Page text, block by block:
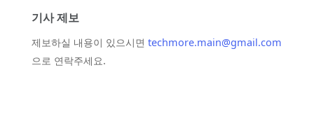
기사 제보
제보하실 내용이 있으시면 techmore.main@gmail.com
으로 연락주세요.